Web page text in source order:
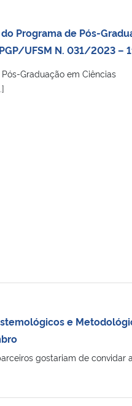
Programa de Pós-
UFSM N. 031/2023 –
Graduação em Ciências
e
gostariam de convidar